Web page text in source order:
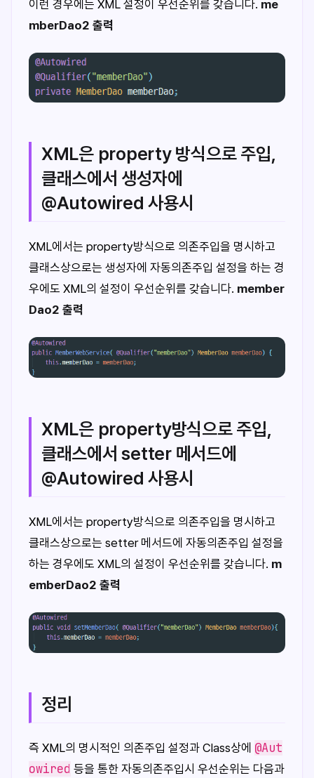
이런 경우에는 XML 설정이 우선순위를 갖습니다. me
mberDao2 출력
XML은 property 방식으로 주입,
클래스에서 생성자에
@Autowired 사용시
XML에서는 property방식으로 의존주입을 명시하고
클래스상으로는 생성자에 자동의존주입 설정을 하는 경
우에도 XML의 설정이 우선순위를 갖습니다. member
Dao2 출력
XML은 property방식으로 주입,
클래스에서 setter 메서드에
@Autowired 사용시
XML에서는 property방식으로 의존주입을 명시하고
클래스상으로는 setter 메서드에 자동의존주입 설정을
하는 경우에도 XML의 설정이 우선순위를 갖습니다. m
emberDao2 출력
정리
즉 XML의 명시적인 의존주입 설정과 Class상에 @Aut
owired 등을 통한 자동의존주입시 우선순위는 다음과